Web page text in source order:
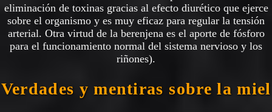
eliminación de toxinas gracias al efecto diurético que ejerce
sobre el organismo y es muy eficaz para regular la tensión
arterial. Otra virtud de la berenjena es el aporte de fósforo
para el funcionamiento normal del sistema nervioso y los
riñones).
Verdades y mentiras sobre la miel